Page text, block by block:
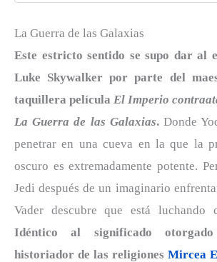
La Guerra de las Galaxias
Este estricto sentido se supo dar al
Luke Skywalker por parte del
taquillera película El Imperio
La Guerra de las Galaxias.Donde
penetrar en una cueva en la que la
oscuro es extremadamente potente.
Jedi después de un imaginario
Vader descubre que está luchando
Idéntico al significado
historiador de las religiones Mircea